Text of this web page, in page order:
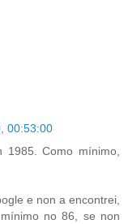
00:53:00
Como mínimo,
e non a encontrei,
no 86, se non